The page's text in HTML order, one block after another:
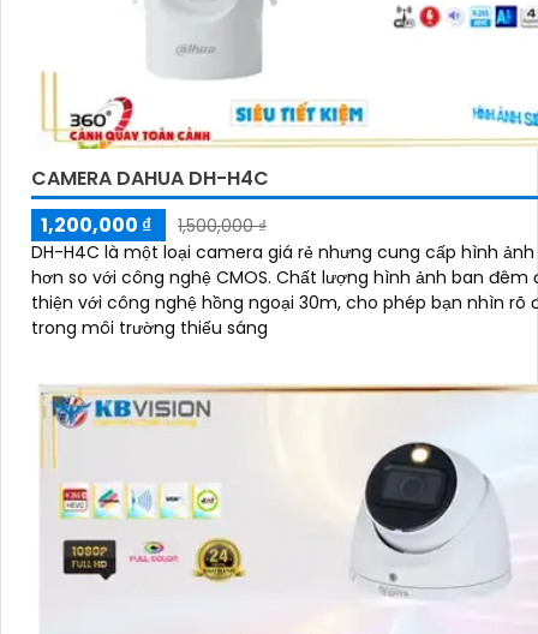
CAMERA DAHUA DH-H4C
1,200,000 ₫
1,500,000 ₫
DH-H4C là một loại camera giá rẻ nhưng cung cấp hình
hơn so với công nghệ CMOS. Chất lượng hình ảnh ban đêm được cải
thiện với công nghệ hồng ngoại 30m, cho phép bạn nhìn rõ
trong môi trường thiếu sáng